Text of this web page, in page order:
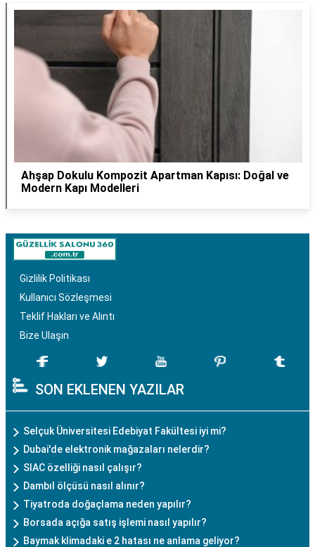
Ahşap Dokulu Kompozit Apartman Kapısı: Doğal ve
Modern Kapı Modelleri
Gizlilik Politikası
Kullanıcı Sözleşmesi
Teklif Hakları ve Alıntı
Bize Ulaşın
SON EKLENEN YAZILAR
Selçuk Üniversitesi Edebiyat Fakültesi iyi mi?
Dubai'de elektronik mağazaları nelerdir?
SIAC özelliği nasıl çalışır?
Dambıl ölçüsü nasıl alınır?
Tiyatroda doğaçlama neden yapılır?
Borsada açığa satış işlemi nasıl yapılır?
Baymak klimadaki e 2 hatası ne anlama geliyor?